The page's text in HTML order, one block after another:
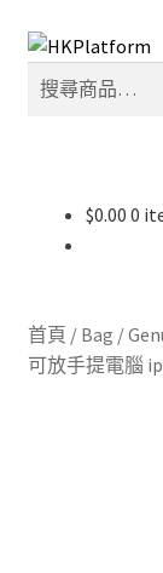
Skip
to
navigation
Skip
to
content
搜
尋
搜
尋
我的帳戶
$0.00 0
首頁 / Bag /
可放手提電腦